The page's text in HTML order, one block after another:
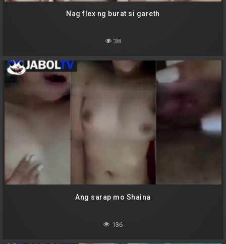
Nag flex ng burat si gareth
38
Ang sarap mo Shaina
136